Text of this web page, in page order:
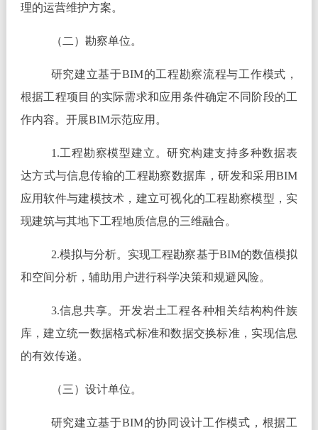
理的运营维护方案。
（二）勘察单位。
研究建立基于BIM的工程勘察流程与工作模式，
根据工程项目的实际需求和应用条件确定不同阶段的工
作内容。开展BIM示范应用。
1.工程勘察模型建立。研究构建支持多种数据表
达方式与信息传输的工程勘察数据库，研发和采用BIM
应用软件与建模技术，建立可视化的工程勘察模型，实
现建筑与其地下工程地质信息的三维融合。
2.模拟与分析。实现工程勘察基于BIM的数值模拟
和空间分析，辅助用户进行科学决策和规避风险。
3.信息共享。开发岩土工程各种相关结构构件族
库，建立统一数据格式标准和数据交换标准，实现信息
的有效传递。
（三）设计单位。
研究建立基于BIM的协同设计工作模式，根据工